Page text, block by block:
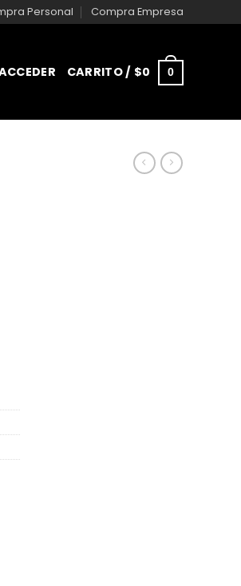
Personal Compra Empresa
CARRITO / $0 0